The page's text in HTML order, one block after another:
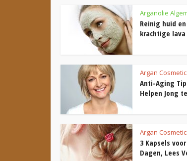
Arganolie
Reinig huid
krachtige
Argan
Anti-Aging
Helpen Jong
Argan
3 Kapsels
Dagen, Lees